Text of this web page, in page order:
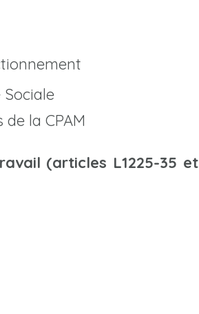
la CPAM
(articles L1225-35 et